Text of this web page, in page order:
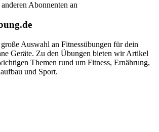
Abonnenten an
Auswahl an Fitnessübungen für dein
Geräte. Zu den Übungen bieten wir Artikel
Themen rund um Fitness, Ernährung,
und Sport.